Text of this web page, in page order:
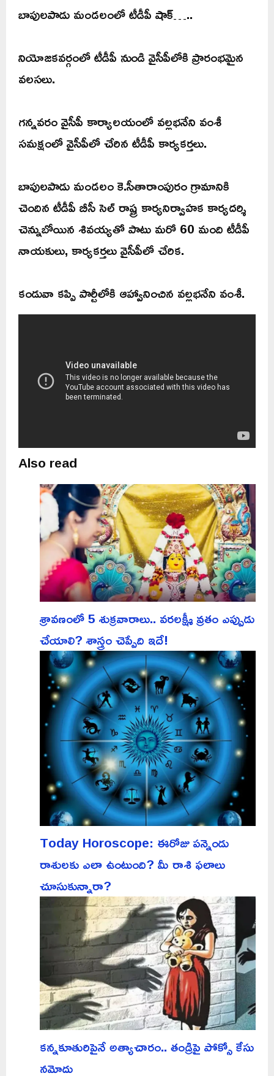
బాపులపాడు మండలంలో టీడీపీ షాక్…..
నియోజకవర్గంలో టీడీపీ నుండి వైసీపీలోకి ప్రారంభమైన
వలసలు.
గన్నవరం వైసీపీ కార్యాలయంలో వల్లభనేని వంశీ
సమక్షంలో వైసీపీలో చేరిన టీడీపీ కార్యకర్తలు.
బాపులపాడు మండలం కె.సీతారాంపురం గ్రామానికి
చెందిన టీడీపీ బీసీ సెల్ రాష్ట్ర కార్యనిర్వాహక కార్యదర్శి
చెన్నుబోయిన శివయ్యతో పాటు మరో 60 మంది టీడీపీ
నాయకులు, కార్యకర్తలు వైసీపీలో చేరిక.
కండువా కప్పి పార్టీలోకి ఆహ్వానించిన వల్లభనేని వంశీ.
Also read
శ్రావణంలో 5 శుక్రవారాలు.. వరలక్ష్మీ వ్రతం ఎప్పుడు
చేయాలి? శాస్త్రం చెప్పేది ఇదే!
Today Horoscope: ఈరోజు పన్నెండు
రాశులకు ఎలా ఉంటుంది? మీ రాశి ఫలాలు
చూసుకున్నారా?
కన్నకూతురిపైనే అత్యాచారం.. తండ్రిపై పోక్సో కేసు
నమోదు